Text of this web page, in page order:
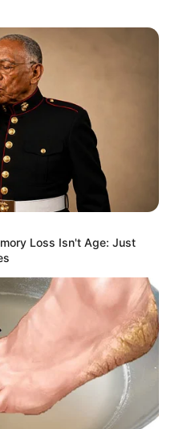
lagu ini juga mengandung
jawaban. Hanya tindakan
ini memiliki tindik di
Loss Isn't Age: Just